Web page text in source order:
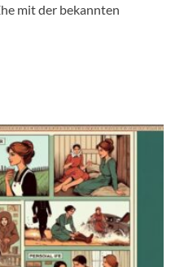
mit der bekannten